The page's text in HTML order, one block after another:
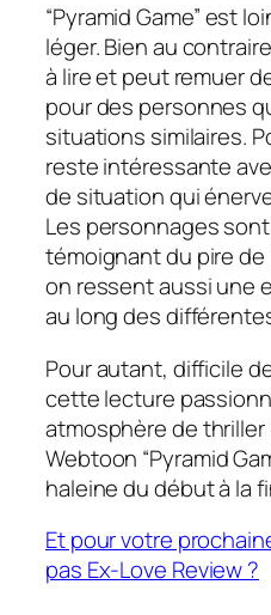
“Pyramid Game” est
léger. Bien au
à lire et peut remuer
pour des personnes
situations similaires.
reste intéressante
de situation qui
Les personnages
témoignant du pire
on ressent aussi une
au long des
Pour autant, difficile
cette lecture
atmosphère de
Webtoon “Pyramid
haleine du début à la
Et pour votre
pas Ex-Love Review ?